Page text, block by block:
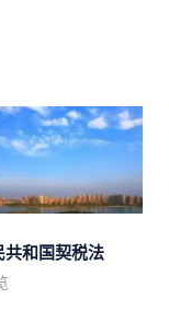
共和国契税法